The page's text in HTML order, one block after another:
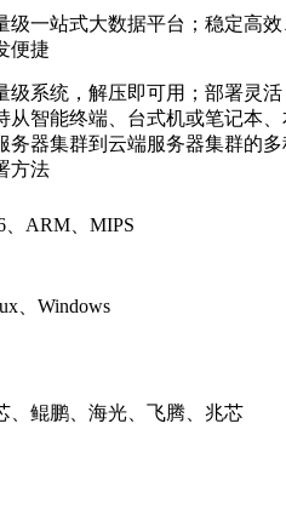
级一站式大数据平台；稳定高效
便捷
级系统，解压即可用；部署灵活
从智能终端、台式机或笔记本、
务器集群到云端服务器集群的多
方法
、ARM、MIPS
、Windows
、鲲鹏、海光、飞腾、兆芯